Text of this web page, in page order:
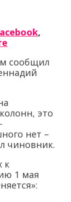
,
сообщил
это
нет –
чиновник.
к
1 мая